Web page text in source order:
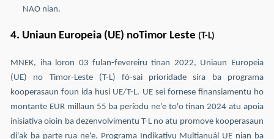
NAO nian.
4. Uniaun Europeia (UE) noTimor Leste (T-L)
MNEK, iha loron 03 fulan-fevereiru tinan 2022, Uniaun Europeia
(UE) no Timor-Leste (T-L) fó-sai prioridade sira ba programa
kooperasaun foun ida husi UE/T-L. UE sei fornese finansiamentu ho
montante EUR millaun 55 ba períodu ne'e to'o tinan 2024 atu apoia
inisiativa oioin ba dezenvolvimentu T-L no atu promove kooperasaun
di'ak ba parte rua ne'e. Programa Indikativu Multianuál UE nian ba